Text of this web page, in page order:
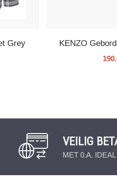
Grey KENZO
VEILIG
MET 0.A.